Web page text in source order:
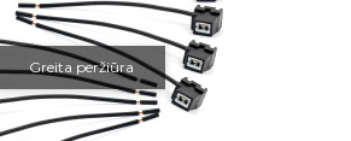
Greita peržiūra